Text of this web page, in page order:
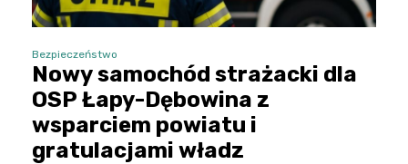
Bezpieczeństwo
Nowy samochód strażacki dla
OSP Łapy-Dębowina z
wsparciem powiatu i
gratulacjami władz